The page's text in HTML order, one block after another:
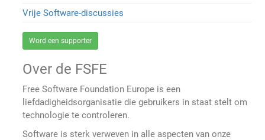
Vrije Software-discussies
Word een supporter
Over de FSFE
Free Software Foundation Europe is een
liefdadigheidsorganisatie die gebruikers in staat stelt om
technologie te controleren.
Software is sterk verweven in alle aspecten van onze